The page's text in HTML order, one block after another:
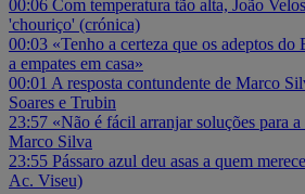
00:06 Com temperatura tão alta, João
'chouriço' (crónica)
00:03 «Tenho a certeza que os adeptos do
a empates em casa»
00:01 A resposta contundente de Marco
Soares e Trubin
23:57 «Não é fácil arranjar soluções para
Marco Silva
23:55 Pássaro azul deu asas a quem
Ac. Viseu)